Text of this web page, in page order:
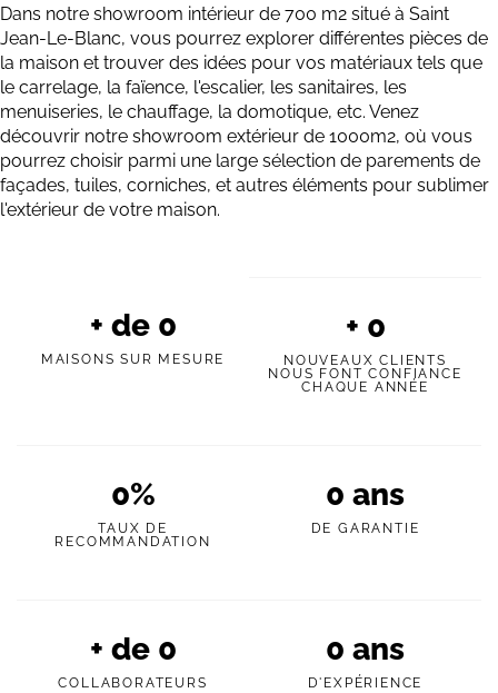
Dans notre showroom intérieur de 700 m2 situé à Saint
Jean-Le-Blanc, vous pourrez explorer différentes pièces de
la maison et trouver des idées pour vos matériaux tels que
le carrelage, la faïence, l'escalier, les sanitaires, les
menuiseries, le chauffage, la domotique, etc. Venez
découvrir notre showroom extérieur de 1000m2, où vous
pourrez choisir parmi une large sélection de parements de
façades, tuiles, corniches, et autres éléments pour sublimer
l'extérieur de votre maison.
+ de 0
MAISONS SUR MESURE
+ 0
NOUVEAUX CLIENTS
NOUS FONT CONFIANCE
CHAQUE ANNÉE
0%
TAUX DE
RECOMMANDATION
0 ans
DE GARANTIE
+ de 0
COLLABORATEURS
0 ans
D'EXPÉRIENCE